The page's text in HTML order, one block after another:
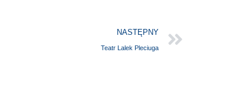
NASTĘPNY
Teatr Lalek Pleciuga